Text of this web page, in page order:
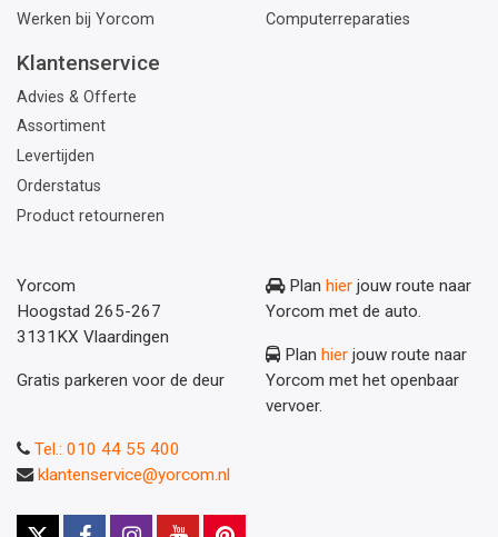
Werken bij Yorcom
Computerreparaties
Klantenservice
Advies & Offerte
Assortiment
Levertijden
Orderstatus
Product retourneren
Yorcom
Hoogstad 265-267
3131KX Vlaardingen
Gratis parkeren voor de deur
Plan hier jouw route naar
Yorcom met de auto.
Plan hier jouw route naar
Yorcom met het openbaar
vervoer.
Tel.: 010 44 55 400
klantenservice@yorcom.nl